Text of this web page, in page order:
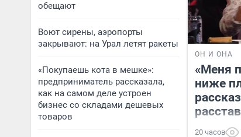
обещают
Воют сирены, аэропорты
закрывают: на Урал летят ракеты
«Покупаешь кота в мешке»:
предприниматель рассказала,
как на самом деле устроен
бизнес со складами дешевых
товаров
ОН И ОНА
«Меня
ниже
20 часов